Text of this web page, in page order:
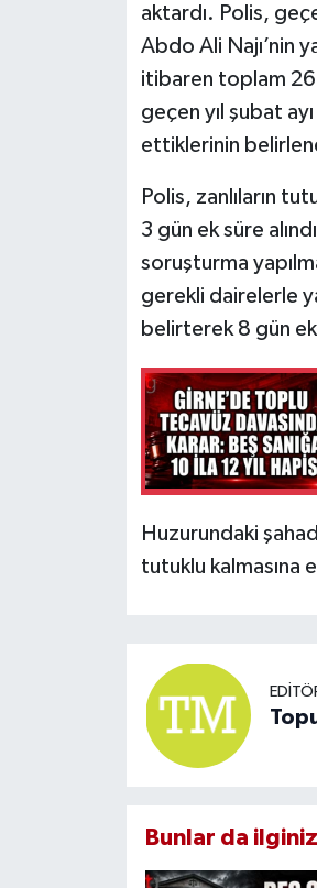
aktardı. Polis,
Abdo Ali Najı’nin
itibaren toplam
geçen yıl şubat
ettiklerinin
Polis, zanlıların
3 gün ek süre
soruşturma
gerekli dairelerle
belirterek 8 gün
Huzurundaki
tutuklu kalmasına
Bunlar da